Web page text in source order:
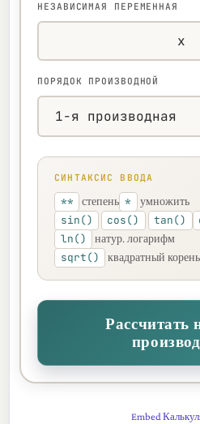
НЕЗАВИСИМАЯ ПЕРЕМЕННАЯ
ПОРЯДОК ПРОИЗВОДНОЙ
СИНТАКСИС ВВОДА
** степень * умножить
sin() cos() tan()
ln()
натур. логарифм
sqrt() квадратный корень
Рассчитать
Embed